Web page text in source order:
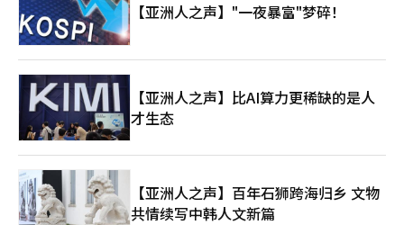
【亚洲人之声】"一夜暴富"梦碎！
【亚洲人之声】比AI算力更稀缺的是人
才生态
【亚洲人之声】百年石狮跨海归乡 文物
共情续写中韩人文新篇